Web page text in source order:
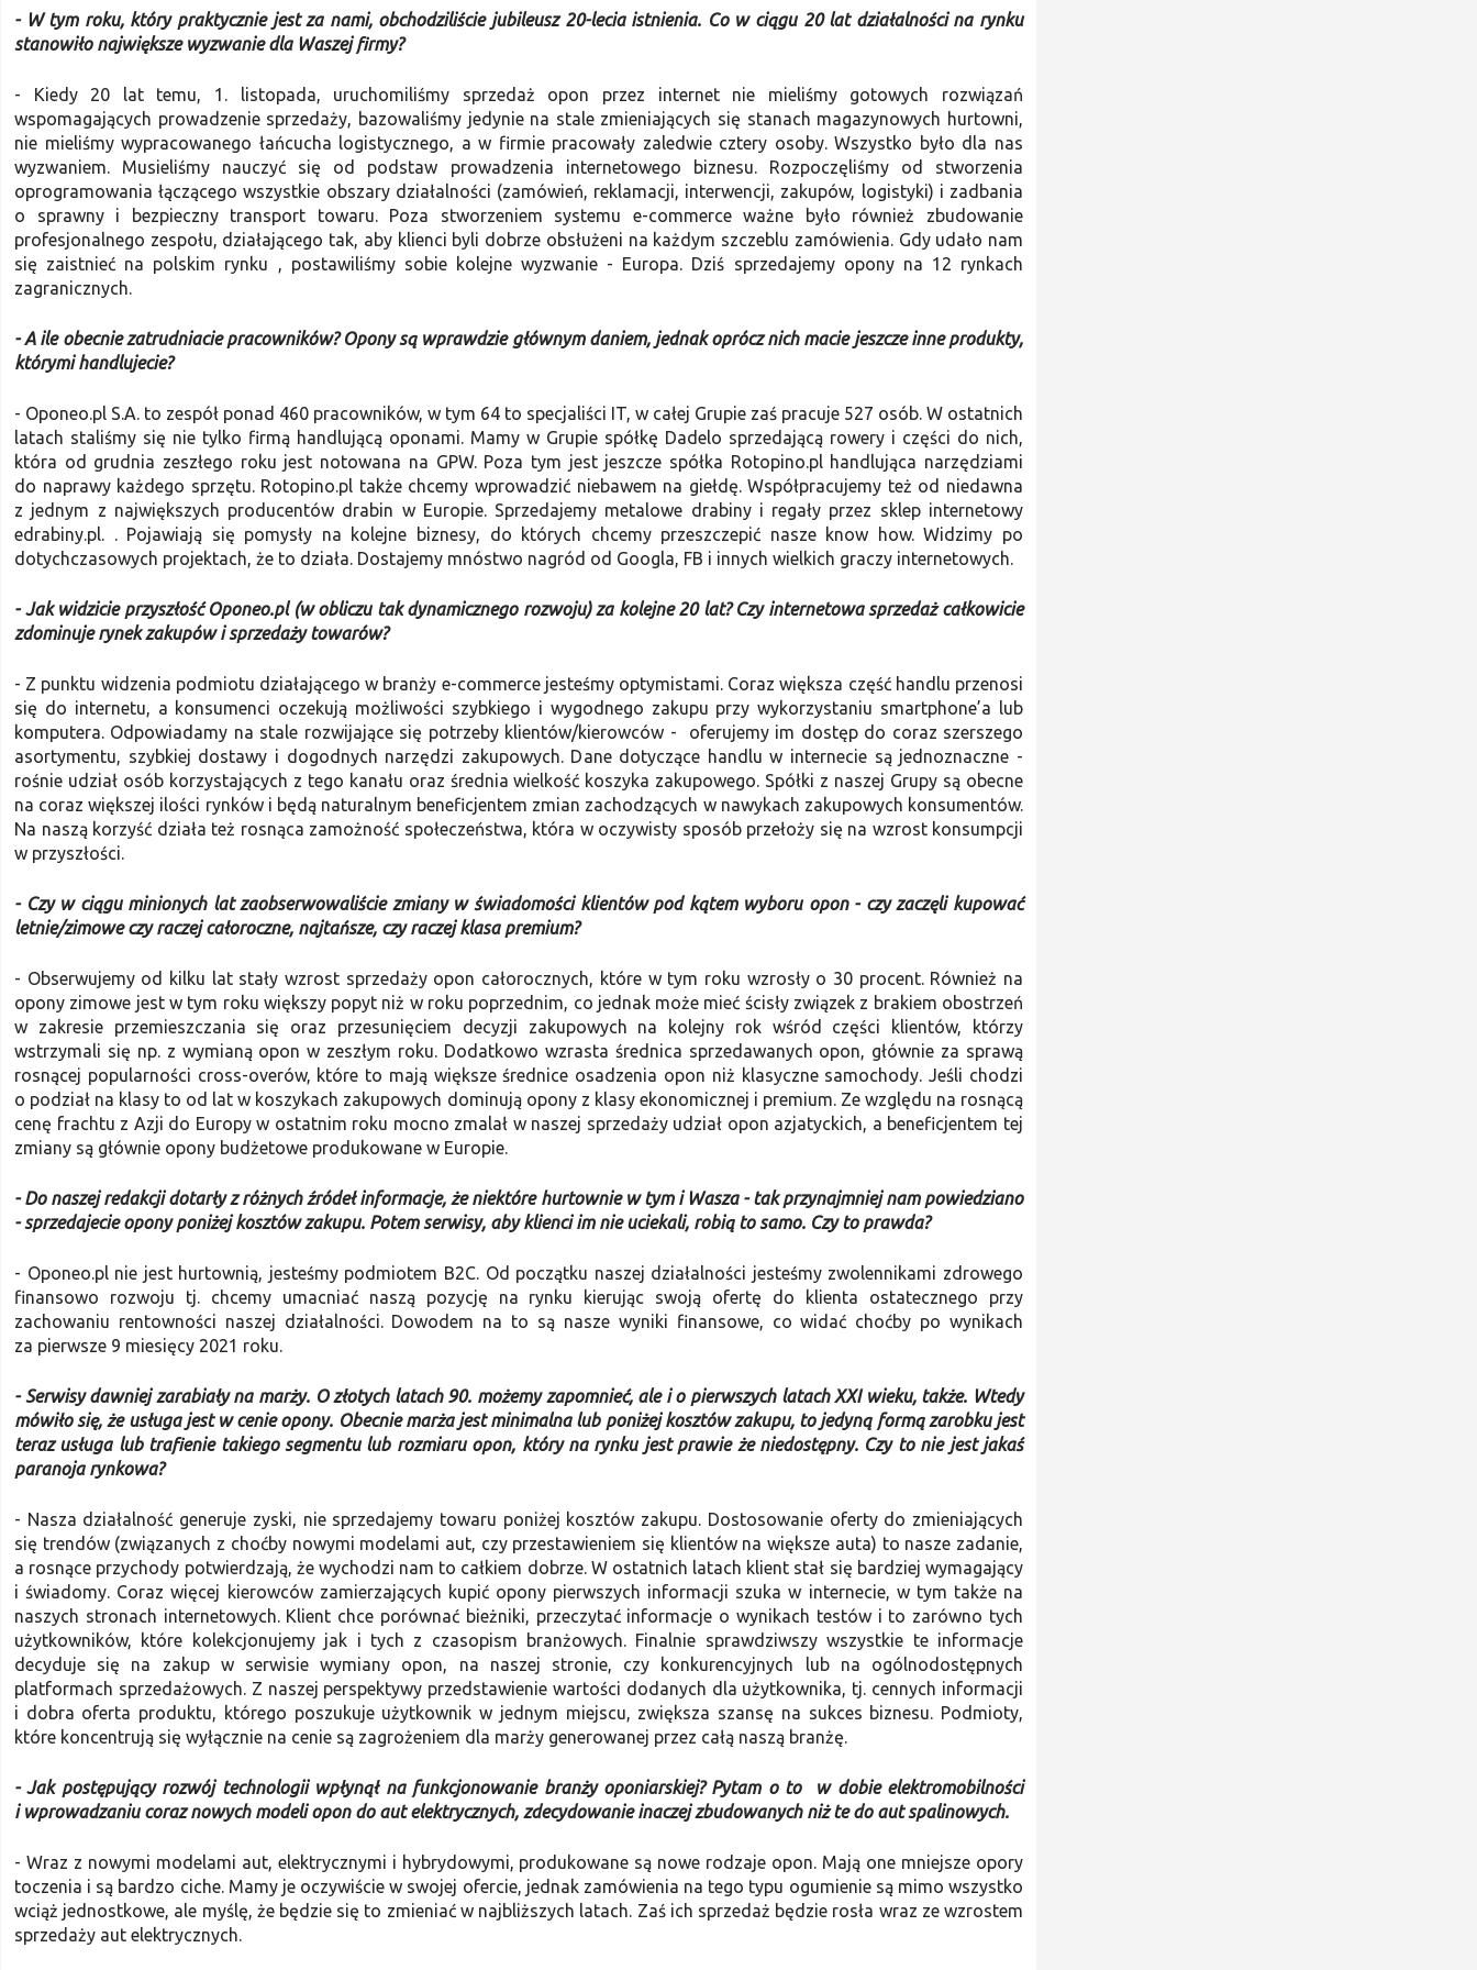
- W tym roku, który praktycznie jest za nami, obchodziliście jubileusz 20-lecia istnienia. Co w ciągu 20 lat działalności na rynku
stanowiło największe wyzwanie dla Waszej firmy?
- Kiedy 20 lat temu, 1. listopada, uruchomiliśmy sprzedaż opon przez internet nie mieliśmy gotowych rozwiązań
wspomagających prowadzenie sprzedaży, bazowaliśmy jedynie na stale zmieniających się stanach magazynowych hurtowni,
nie mieliśmy wypracowanego łańcucha logistycznego, a w firmie pracowały zaledwie cztery osoby. Wszystko było dla nas
wyzwaniem. Musieliśmy nauczyć się od podstaw prowadzenia internetowego biznesu. Rozpoczęliśmy od stworzenia
oprogramowania łączącego wszystkie obszary działalności (zamówień, reklamacji, interwencji, zakupów, logistyki) i zadbania
o sprawny i bezpieczny transport towaru. Poza stworzeniem systemu e-commerce ważne było również zbudowanie
profesjonalnego zespołu, działającego tak, aby klienci byli dobrze obsłużeni na każdym szczeblu zamówienia. Gdy udało nam
się zaistnieć na polskim rynku , postawiliśmy sobie kolejne wyzwanie - Europa. Dziś sprzedajemy opony na 12 rynkach
zagranicznych.
- A ile obecnie zatrudniacie pracowników? Opony są wprawdzie głównym daniem, jednak oprócz nich macie jeszcze inne produkty,
którymi handlujecie?
- Oponeo.pl S.A. to zespół ponad 460 pracowników, w tym 64 to specjaliści IT, w całej Grupie zaś pracuje 527 osób. W ostatnich
latach staliśmy się nie tylko firmą handlującą oponami. Mamy w Grupie spółkę Dadelo sprzedającą rowery i części do nich,
która od grudnia zeszłego roku jest notowana na GPW. Poza tym jest jeszcze spółka Rotopino.pl handlująca narzędziami
do naprawy każdego sprzętu. Rotopino.pl także chcemy wprowadzić niebawem na giełdę. Współpracujemy też od niedawna
z jednym z największych producentów drabin w Europie. Sprzedajemy metalowe drabiny i regały przez sklep internetowy
edrabiny.pl. . Pojawiają się pomysły na kolejne biznesy, do których chcemy przeszczepić nasze know how. Widzimy po
dotychczasowych projektach, że to działa. Dostajemy mnóstwo nagród od Googla, FB i innych wielkich graczy internetowych.
- Jak widzicie przyszłość Oponeo.pl (w obliczu tak dynamicznego rozwoju) za kolejne 20 lat? Czy internetowa sprzedaż całkowicie
zdominuje rynek zakupów i sprzedaży towarów?
- Z punktu widzenia podmiotu działającego w branży e-commerce jesteśmy optymistami. Coraz większa część handlu przenosi
się do internetu, a konsumenci oczekują możliwości szybkiego i wygodnego zakupu przy wykorzystaniu smartphone’a lub
komputera. Odpowiadamy na stale rozwijające się potrzeby klientów/kierowców - oferujemy im dostęp do coraz szerszego
asortymentu, szybkiej dostawy i dogodnych narzędzi zakupowych. Dane dotyczące handlu w internecie są jednoznaczne -
rośnie udział osób korzystających z tego kanału oraz średnia wielkość koszyka zakupowego. Spółki z naszej Grupy są obecne
na coraz większej ilości rynków i będą naturalnym beneficjentem zmian zachodzących w nawykach zakupowych konsumentów.
Na naszą korzyść działa też rosnąca zamożność społeczeństwa, która w oczywisty sposób przełoży się na wzrost konsumpcji
w przyszłości.
- Czy w ciągu minionych lat zaobserwowaliście zmiany w świadomości klientów pod kątem wyboru opon - czy zaczęli kupować
letnie/zimowe czy raczej całoroczne, najtańsze, czy raczej klasa premium?
- Obserwujemy od kilku lat stały wzrost sprzedaży opon całorocznych, które w tym roku wzrosły o 30 procent. Również na
opony zimowe jest w tym roku większy popyt niż w roku poprzednim, co jednak może mieć ścisły związek z brakiem obostrzeń
w zakresie przemieszczania się oraz przesunięciem decyzji zakupowych na kolejny rok wśród części klientów, którzy
wstrzymali się np. z wymianą opon w zeszłym roku. Dodatkowo wzrasta średnica sprzedawanych opon, głównie za sprawą
rosnącej popularności cross-overów, które to mają większe średnice osadzenia opon niż klasyczne samochody. Jeśli chodzi
o podział na klasy to od lat w koszykach zakupowych dominują opony z klasy ekonomicznej i premium. Ze względu na rosnącą
cenę frachtu z Azji do Europy w ostatnim roku mocno zmalał w naszej sprzedaży udział opon azjatyckich, a beneficjentem tej
zmiany są głównie opony budżetowe produkowane w Europie.
- Do naszej redakcji dotarły z różnych źródeł informacje, że niektóre hurtownie w tym i Wasza - tak przynajmniej nam powiedziano
- sprzedajecie opony poniżej kosztów zakupu. Potem serwisy, aby klienci im nie uciekali, robią to samo. Czy to prawda?
- Oponeo.pl nie jest hurtownią, jesteśmy podmiotem B2C. Od początku naszej działalności jesteśmy zwolennikami zdrowego
finansowo rozwoju tj. chcemy umacniać naszą pozycję na rynku kierując swoją ofertę do klienta ostatecznego przy
zachowaniu rentowności naszej działalności. Dowodem na to są nasze wyniki finansowe, co widać choćby po wynikach
za pierwsze 9 miesięcy 2021 roku.
- Serwisy dawniej zarabiały na marży. O złotych latach 90. możemy zapomnieć, ale i o pierwszych latach XXI wieku, także. Wtedy
mówiło się, że usługa jest w cenie opony. Obecnie marża jest minimalna lub poniżej kosztów zakupu, to jedyną formą zarobku jest
teraz usługa lub trafienie takiego segmentu lub rozmiaru opon, który na rynku jest prawie że niedostępny. Czy to nie jest jakaś
paranoja rynkowa?
- Nasza działalność generuje zyski, nie sprzedajemy towaru poniżej kosztów zakupu. Dostosowanie oferty do zmieniających
się trendów (związanych z choćby nowymi modelami aut, czy przestawieniem się klientów na większe auta) to nasze zadanie,
a rosnące przychody potwierdzają, że wychodzi nam to całkiem dobrze. W ostatnich latach klient stał się bardziej wymagający
i świadomy. Coraz więcej kierowców zamierzających kupić opony pierwszych informacji szuka w internecie, w tym także na
naszych stronach internetowych. Klient chce porównać bieżniki, przeczytać informacje o wynikach testów i to zarówno tych
użytkowników, które kolekcjonujemy jak i tych z czasopism branżowych. Finalnie sprawdziwszy wszystkie te informacje
decyduje się na zakup w serwisie wymiany opon, na naszej stronie, czy konkurencyjnych lub na ogólnodostępnych
platformach sprzedażowych. Z naszej perspektywy przedstawienie wartości dodanych dla użytkownika, tj. cennych informacji
i dobra oferta produktu, którego poszukuje użytkownik w jednym miejscu, zwiększa szansę na sukces biznesu. Podmioty,
które koncentrują się wyłącznie na cenie są zagrożeniem dla marży generowanej przez całą naszą branżę.
- Jak postępujący rozwój technologii wpłynął na funkcjonowanie branży oponiarskiej? Pytam o to w dobie elektromobilności
i wprowadzaniu coraz nowych modeli opon do aut elektrycznych, zdecydowanie inaczej zbudowanych niż te do aut spalinowych.
- Wraz z nowymi modelami aut, elektrycznymi i hybrydowymi, produkowane są nowe rodzaje opon. Mają one mniejsze opory
toczenia i są bardzo ciche. Mamy je oczywiście w swojej ofercie, jednak zamówienia na tego typu ogumienie są mimo wszystko
wciąż jednostkowe, ale myślę, że będzie się to zmieniać w najbliższych latach. Zaś ich sprzedaż będzie rosła wraz ze wzrostem
sprzedaży aut elektrycznych.